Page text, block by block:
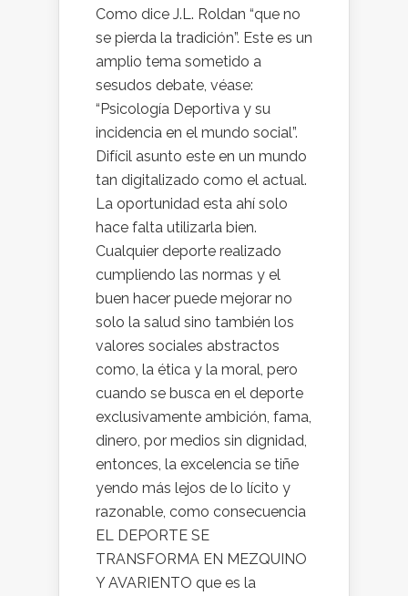
Como dice J.L. Roldan “que no
se pierda la tradición”. Este es un
amplio tema sometido a
sesudos debate, véase:
“Psicología Deportiva y su
incidencia en el mundo social”.
Difícil asunto este en un mundo
tan digitalizado como el actual.
La oportunidad esta ahí solo
hace falta utilizarla bien.
Cualquier deporte realizado
cumpliendo las normas y el
buen hacer puede mejorar no
solo la salud sino también los
valores sociales abstractos
como, la ética y la moral, pero
cuando se busca en el deporte
exclusivamente ambición, fama,
dinero, por medios sin dignidad,
entonces, la excelencia se tiñe
yendo más lejos de lo lícito y
razonable, como consecuencia
EL DEPORTE SE
TRANSFORMA EN MEZQUINO
Y AVARIENTO que es la